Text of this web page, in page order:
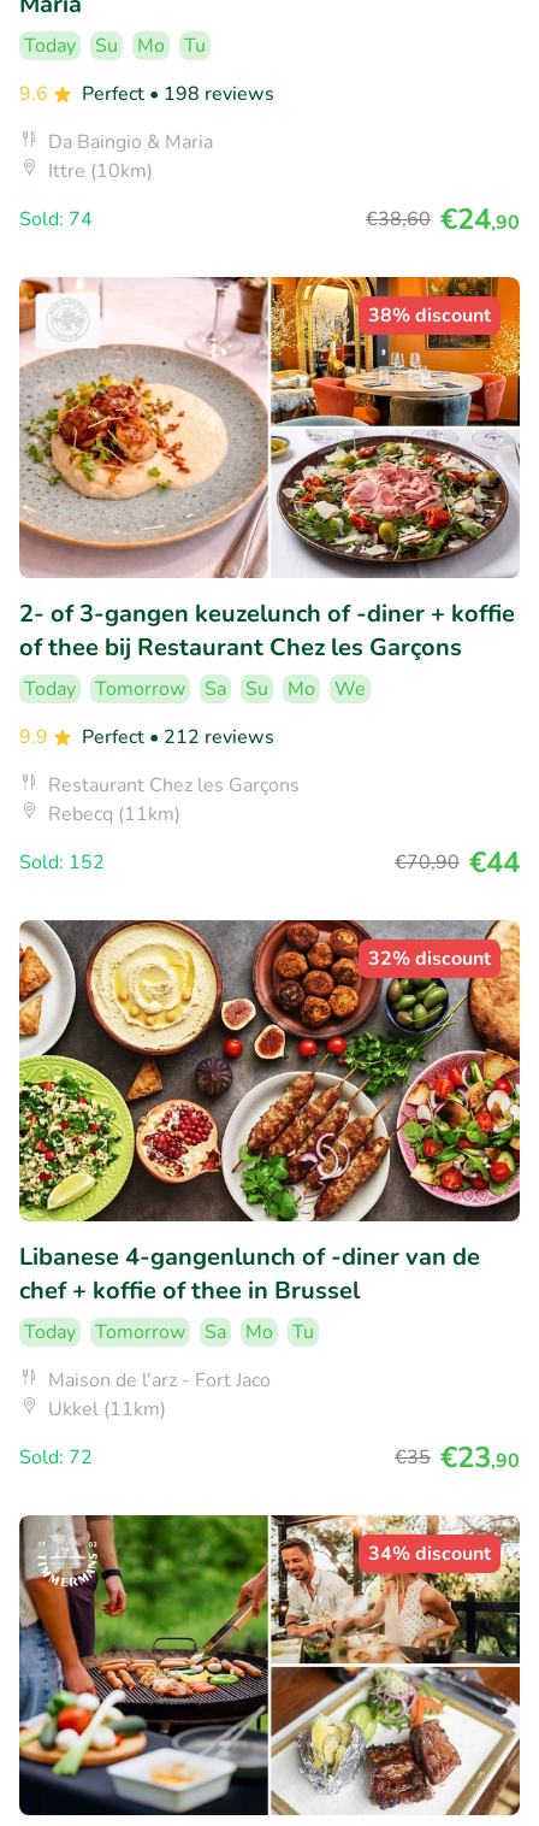
Today Su Mo
Tu
9.6
Perfect • 198 reviews
Da Baingio & Maria
Ittre (10km)
Sold: 74
€38,60 €24,90
38% discount
2- of 3-gangen keuzelunch of -diner + koffie
of thee bij Restaurant Chez les Garçons
Today Tomorrow Sa Su Mo
We
9.9
Perfect • 212 reviews
Restaurant Chez les Garçons
Rebecq (11km)
Sold: 152
€70,90 €44
32% discount
Libanese 4-gangenlunch of -diner van de
chef + koffie of thee in Brussel
Today Tomorrow Sa Mo
Tu
Maison de l'arz - Fort Jaco
Ukkel (11km)
Sold: 72
€35 €23,90
34% discount